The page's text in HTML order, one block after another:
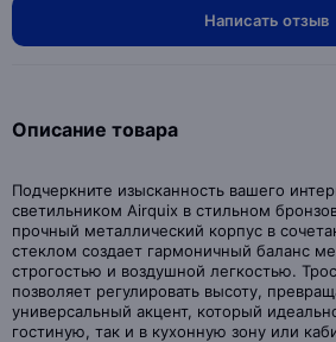
Написать отзыв
Описание товара
Подчеркните изысканность вашего
светильником Airquix в стильном
прочный металлический корпус в
стеклом создает гармоничный баланс
строгостью и воздушной легкостью.
позволяет регулировать высоту,
универсальный акцент, который
гостиную, так и в кухонную зону или